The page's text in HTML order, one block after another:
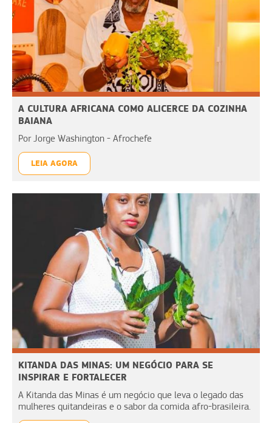
A CULTURA AFRICANA COMO ALICERCE DA COZINHA
BAIANA
Por Jorge Washington - Afrochefe
LEIA AGORA
KITANDA DAS MINAS: UM NEGÓCIO PARA SE
INSPIRAR E FORTALECER
A Kitanda das Minas é um negócio que leva o legado das
mulheres quitandeiras e o sabor da comida afro-brasileira.